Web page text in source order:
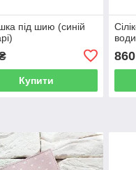
під шию (синій
Купити
860